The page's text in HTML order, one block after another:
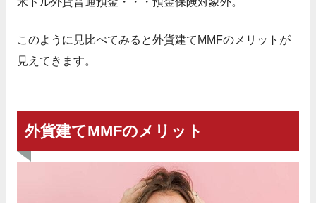
このように見比べてみると外貨建てMMFのメリットが
見えてきます。
外貨建てMMFのメリット